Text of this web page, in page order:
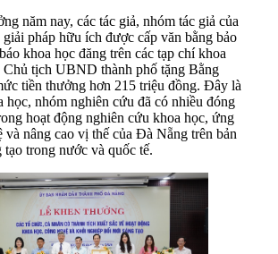
năm nay, các tác giả, nhóm tác giả của
giải pháp hữu ích được cấp văn bằng bảo
khoa học đăng trên các tạp chí khoa
tịch UBND thành phố tặng Bằng
tiền thưởng hơn 215 triệu đồng. Đây là
học, nhóm nghiên cứu đã có nhiều đóng
hoạt động nghiên cứu khoa học, ứng
và nâng cao vị thế của Đà Nẵng trên bản
tạo trong nước và quốc tế.